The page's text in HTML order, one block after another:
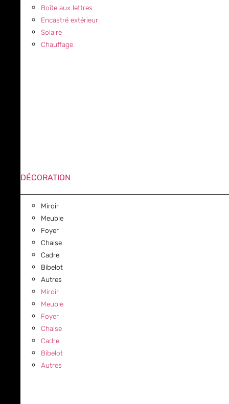
Boîte aux lettres
Encastré extérieur
Solaire
Chauffage
DÉCORATION
Miroir
Meuble
Foyer
Chaise
Cadre
Bibelot
Autres
Miroir
Meuble
Foyer
Chaise
Cadre
Bibelot
Autres